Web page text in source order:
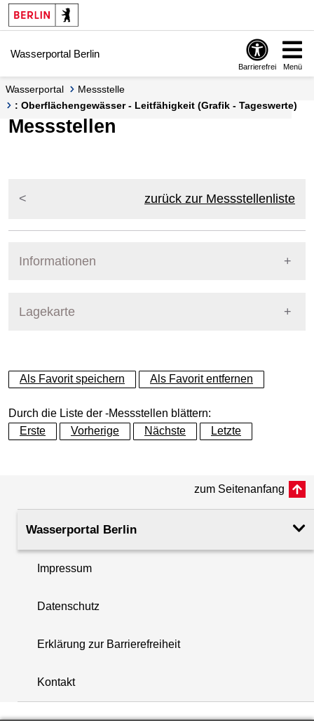
Springe zur Navigation
Springe zum Inhalt
Wasserportal Berlin
Barrierefrei Menü
Wasserportal
Messstelle
: Oberflächengewässer - Leitfähigkeit (Grafik - Tageswerte)
Messstellen
zurück zur Messstellenliste
Informationen
Lagekarte
+
−
+
−
Als Favorit speichern Als Favorit entfernen
Durch die Liste der -Messstellen blättern:
Erste
Vorherige Nächste Letzte
zum Seitenanfang
Wasserportal Berlin
Impressum
Datenschutz
Erklärung zur Barrierefreiheit
Kontakt